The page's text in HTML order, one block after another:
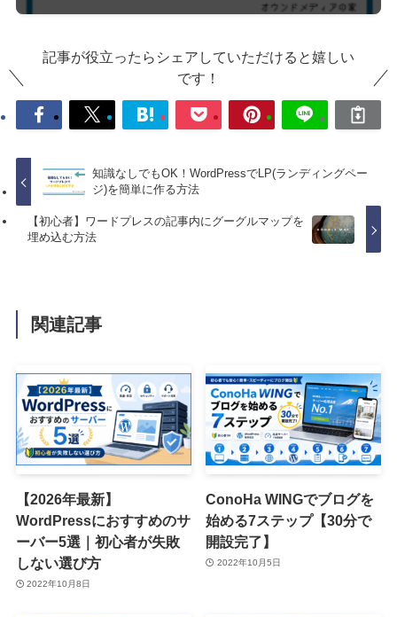
記事が役立ったらシェアしていただけると嬉しい
です！
知識なしでもOK！WordPressでLP(ランディングペー
ジ)を簡単に作る方法
【初心者】ワードプレスの記事内にグーグルマップを
埋め込む方法
関連記事
【2026年最新】
WordPressにおすすめのサ
ーバー5選｜初心者が失敗
しない選び方
2022年10月8日
ConoHa WINGでブログを
始める7ステップ【30分で
開設完了】
2022年10月5日